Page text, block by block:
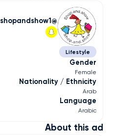
About this ad
shopandshow1
Lifestyle
Gender
Female
Nationality / Ethnicity
Arab
Language
Arabic